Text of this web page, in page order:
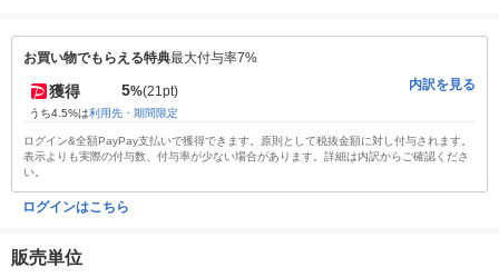
お買い物でもらえる特典最大付与率7%
獲得 5%(21pt)
うち4.5%は利用先・期間限定
内訳を見る
ログイン&全額PayPay支払いで獲得できます。原則として税抜金額に対し付与されます。
表示よりも実際の付与数、付与率が少ない場合があります。詳細は内訳からご確認くださ
い。
ログインはこちら
販売単位